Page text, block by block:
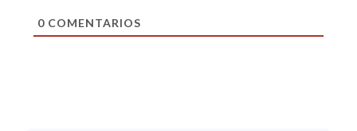
0COMENTARIOS